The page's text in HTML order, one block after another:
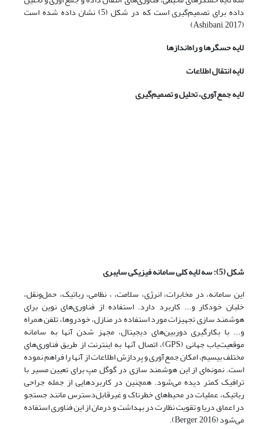
داده برای تصمیم‌گیری است که در شکل (5) نشان داده شده است
(Ashibani, 2017)
لایه حسگرها و راه‌اندازها
لایه انتقال اطلاعات
لایه جمع‌آوری، تحلیل و تصمیم‌گیری
شکل (5): سه لایه کلی سامانه فیزیکی سایبری
این سامانه، در مخابرات، انرژی، سلامت، ، نظامی، رباتیک، حمل‌ونقل،
خلبان خودکار و... کاربرد دارد. استفاده از فناوری‌های نوین برای
هوشمند سازی تجهیزات مورد استفاده در منازل، خودروها، تلفن همراه
و... با بکارگیری دوربین‌های دیجیتال، مجهز شدن آنها به سامانه
موقعیت‌یاب جهانی (GPS)، اتصال آنها به اینترنت از طریق فناوری‌های
مختلف بیسیم، امکان جمع‌آوری و پردازش اطلاعات از آنها را فراهم نموده
است. نمونه‌ای از این هوشمند سازی در گوگل مپ برای تعیین مسیر با
ترافیک کمتر دیده می‌شود. همچنین در کاربردهایی از جمله جراحی
رباتیک، عملیات در محیط‌های خطرناک و غیرقابل‌دسترس مانند جستجو
در اعماق دریا و تقویت نظارت در بهداشت و درمان از این فناوری استفاده
می‌شود (Berger, 2016).